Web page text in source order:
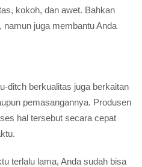
kokoh, dan awet. Bahkan
juga membantu Anda
ditch berkualitas juga berkaitan
pemasangannya. Produsen
hal tersebut secara cepat
terlalu lama, Anda sudah bisa